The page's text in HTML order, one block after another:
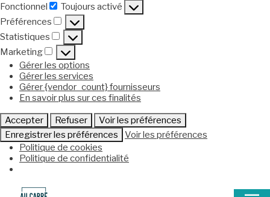
Fonctionnel
Fonctionnel
Toujours activé
Préférences
Préférences
Statistiques
Statistiques
Marketing
Marketing
Gérer les options
Gérer les services
Gérer {vendor_count} fournisseurs
En savoir plus sur ces finalités
Accepter Refuser
Voir les préférences
Enregistrer les préférences
Voir les préférences
Politique de cookies
Politique de confidentialité